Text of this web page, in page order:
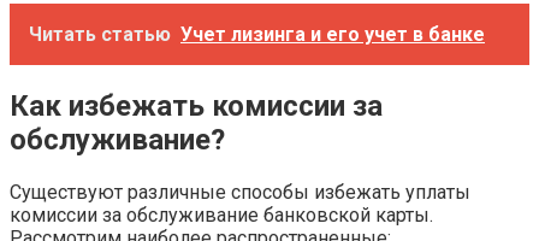
Читать статью Учет лизинга и его учет в банке
Как избежать комиссии за
обслуживание?
Существуют различные способы избежать уплаты
комиссии за обслуживание банковской карты.